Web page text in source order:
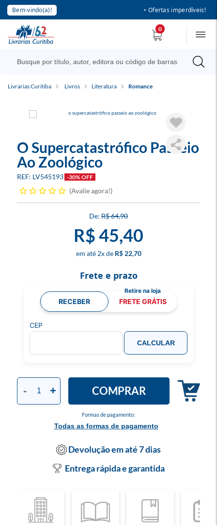
Bem-vindo(a)! • Ofertas imperdíveis!
0
Livrarias Curitiba Livros Literatura Romance
O Supercatastrófico Passeio
Ao Zoológico
LV545193 -30% OFF
Avalie agora!
R$ 64,90
R$ 45,40
2x R$ 22,70
Formas de pagamento:
Todas as formas de pagamento
- + COMPRAR
Frete e prazo
RECEBER FRETE GRÁTIS
CEP
CALCULAR
Devolução em até 7 dias
Entrega rápida e garantida